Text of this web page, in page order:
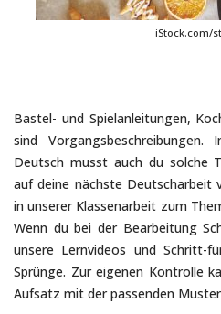
iStock.com/
Bastel- und Spielanleitungen,
sind Vorgangsbeschreibungen.
Deutsch musst auch du solche
auf deine nächste Deutscharbeit
in unserer Klassenarbeit zum
Wenn du bei der Bearbeitung
unsere Lernvideos und Schritt-
Sprünge. Zur eigenen Kontrolle
Aufsatz mit der passenden